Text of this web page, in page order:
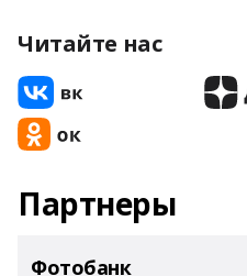
Читайте нас
Партнеры
Фотобанк